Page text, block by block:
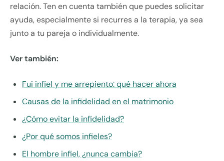
relación. Ten en cuenta también que puedes solicitar
ayuda, especialmente si recurres a la terapia, ya sea
junto a tu pareja o individualmente.
Ver también:
Fui infiel y me arrepiento: qué hacer ahora
Causas de la infidelidad en el matrimonio
¿Cómo evitar la infidelidad?
¿Por qué somos infieles?
El hombre infiel, ¿nunca cambia?